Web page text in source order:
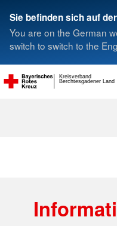
Sie befinden sich auf
You are on the German
switch to switch to the
Berchtesgadener Land
Kreisverband